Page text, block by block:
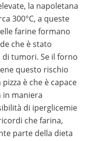
la napoletana
300°C, a queste
farine formano
che è stato
tumori. Se il forno
questo rischio
è che è capace
in maniera
di iperglicemie
che farina,
parte della dieta